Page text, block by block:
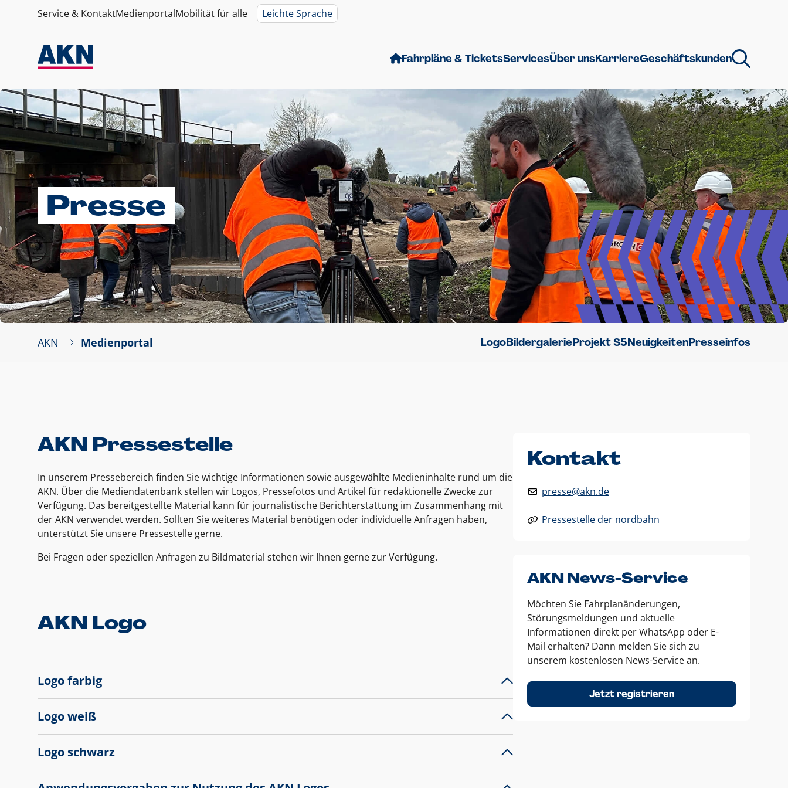
Service & KontaktMedienportalMobilität für alle Leichte Sprache
Fahrpläne & TicketsServicesÜber unsKarriereGeschäftskunden
Presse
AKN Medienportal LogoBildergalerieProjekt S5NeuigkeitenPresseinfos
AKN Pressestelle
In unserem Pressebereich finden Sie wichtige Informationen sowie ausgewählte Medieninhalte rund um die
AKN. Über die Mediendatenbank stellen wir Logos, Pressefotos und Artikel für redaktionelle Zwecke zur
Verfügung. Das bereitgestellte Material kann für journalistische Berichterstattung im Zusammenhang mit
der AKN verwendet werden. Sollten Sie weiteres Material benötigen oder individuelle Anfragen haben,
unterstützt Sie unsere Pressestelle gerne.
Bei Fragen oder speziellen Anfragen zu Bildmaterial stehen wir Ihnen gerne zur Verfügung.
AKN Logo
Logo farbig
Logo weiß
Logo schwarz
Kontakt
presse@akn.de
Pressestelle der nordbahn
AKN News-Service
Möchten Sie Fahrplanänderungen,
Störungsmeldungen und aktuelle
Informationen direkt per WhatsApp oder E-
Mail erhalten? Dann melden Sie sich zu
unserem kostenlosen News-Service an.
Jetzt registrieren